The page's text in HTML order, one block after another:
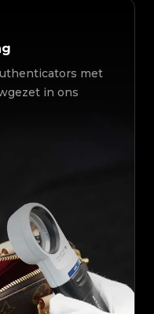
met
in ons